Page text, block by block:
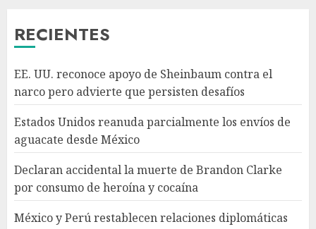
RECIENTES
EE. UU. reconoce apoyo de Sheinbaum contra el
narco pero advierte que persisten desafíos
Estados Unidos reanuda parcialmente los envíos de
aguacate desde México
Declaran accidental la muerte de Brandon Clarke
por consumo de heroína y cocaína
México y Perú restablecen relaciones diplomáticas
4
relaciones diplomáticas tras
cuatro años de
enfrentamientos
AGOSTO 8, 2026
Avances en reproducción
asistida saturan marco legal
mexicano, señala experto
AGOSTO 8, 2026